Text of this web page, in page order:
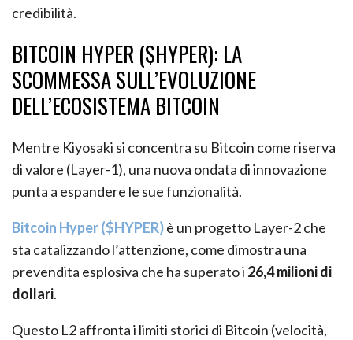
credibilità.
BITCOIN HYPER ($HYPER): LA
SCOMMESSA SULL’EVOLUZIONE
DELL’ECOSISTEMA BITCOIN
Mentre Kiyosaki si concentra su Bitcoin come riserva
di valore (Layer-1), una nuova ondata di innovazione
punta a espandere le sue funzionalità.
Bitcoin Hyper ($HYPER)è un progetto Layer-2 che
sta catalizzando l’attenzione, come dimostra una
prevendita esplosiva che ha superato i 26,4 milioni di
dollari.
Questo L2 affronta i limiti storici di Bitcoin (velocità,